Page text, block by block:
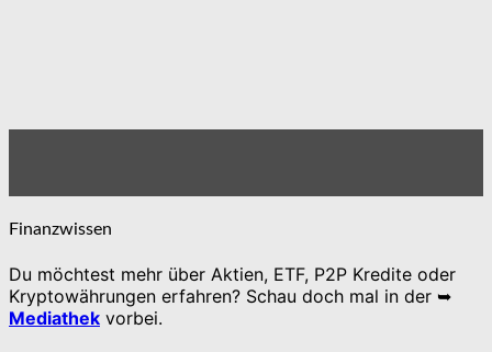
Finanzwissen
Du möchtest mehr über Aktien, ETF, P2P Kredite oder
Kryptowährungen erfahren? Schau doch mal in der ➥
Mediathek vorbei.